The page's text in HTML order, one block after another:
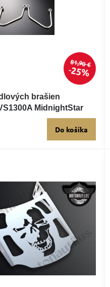
81,90 €
25%
brašien
MidnightStar
Do košíka